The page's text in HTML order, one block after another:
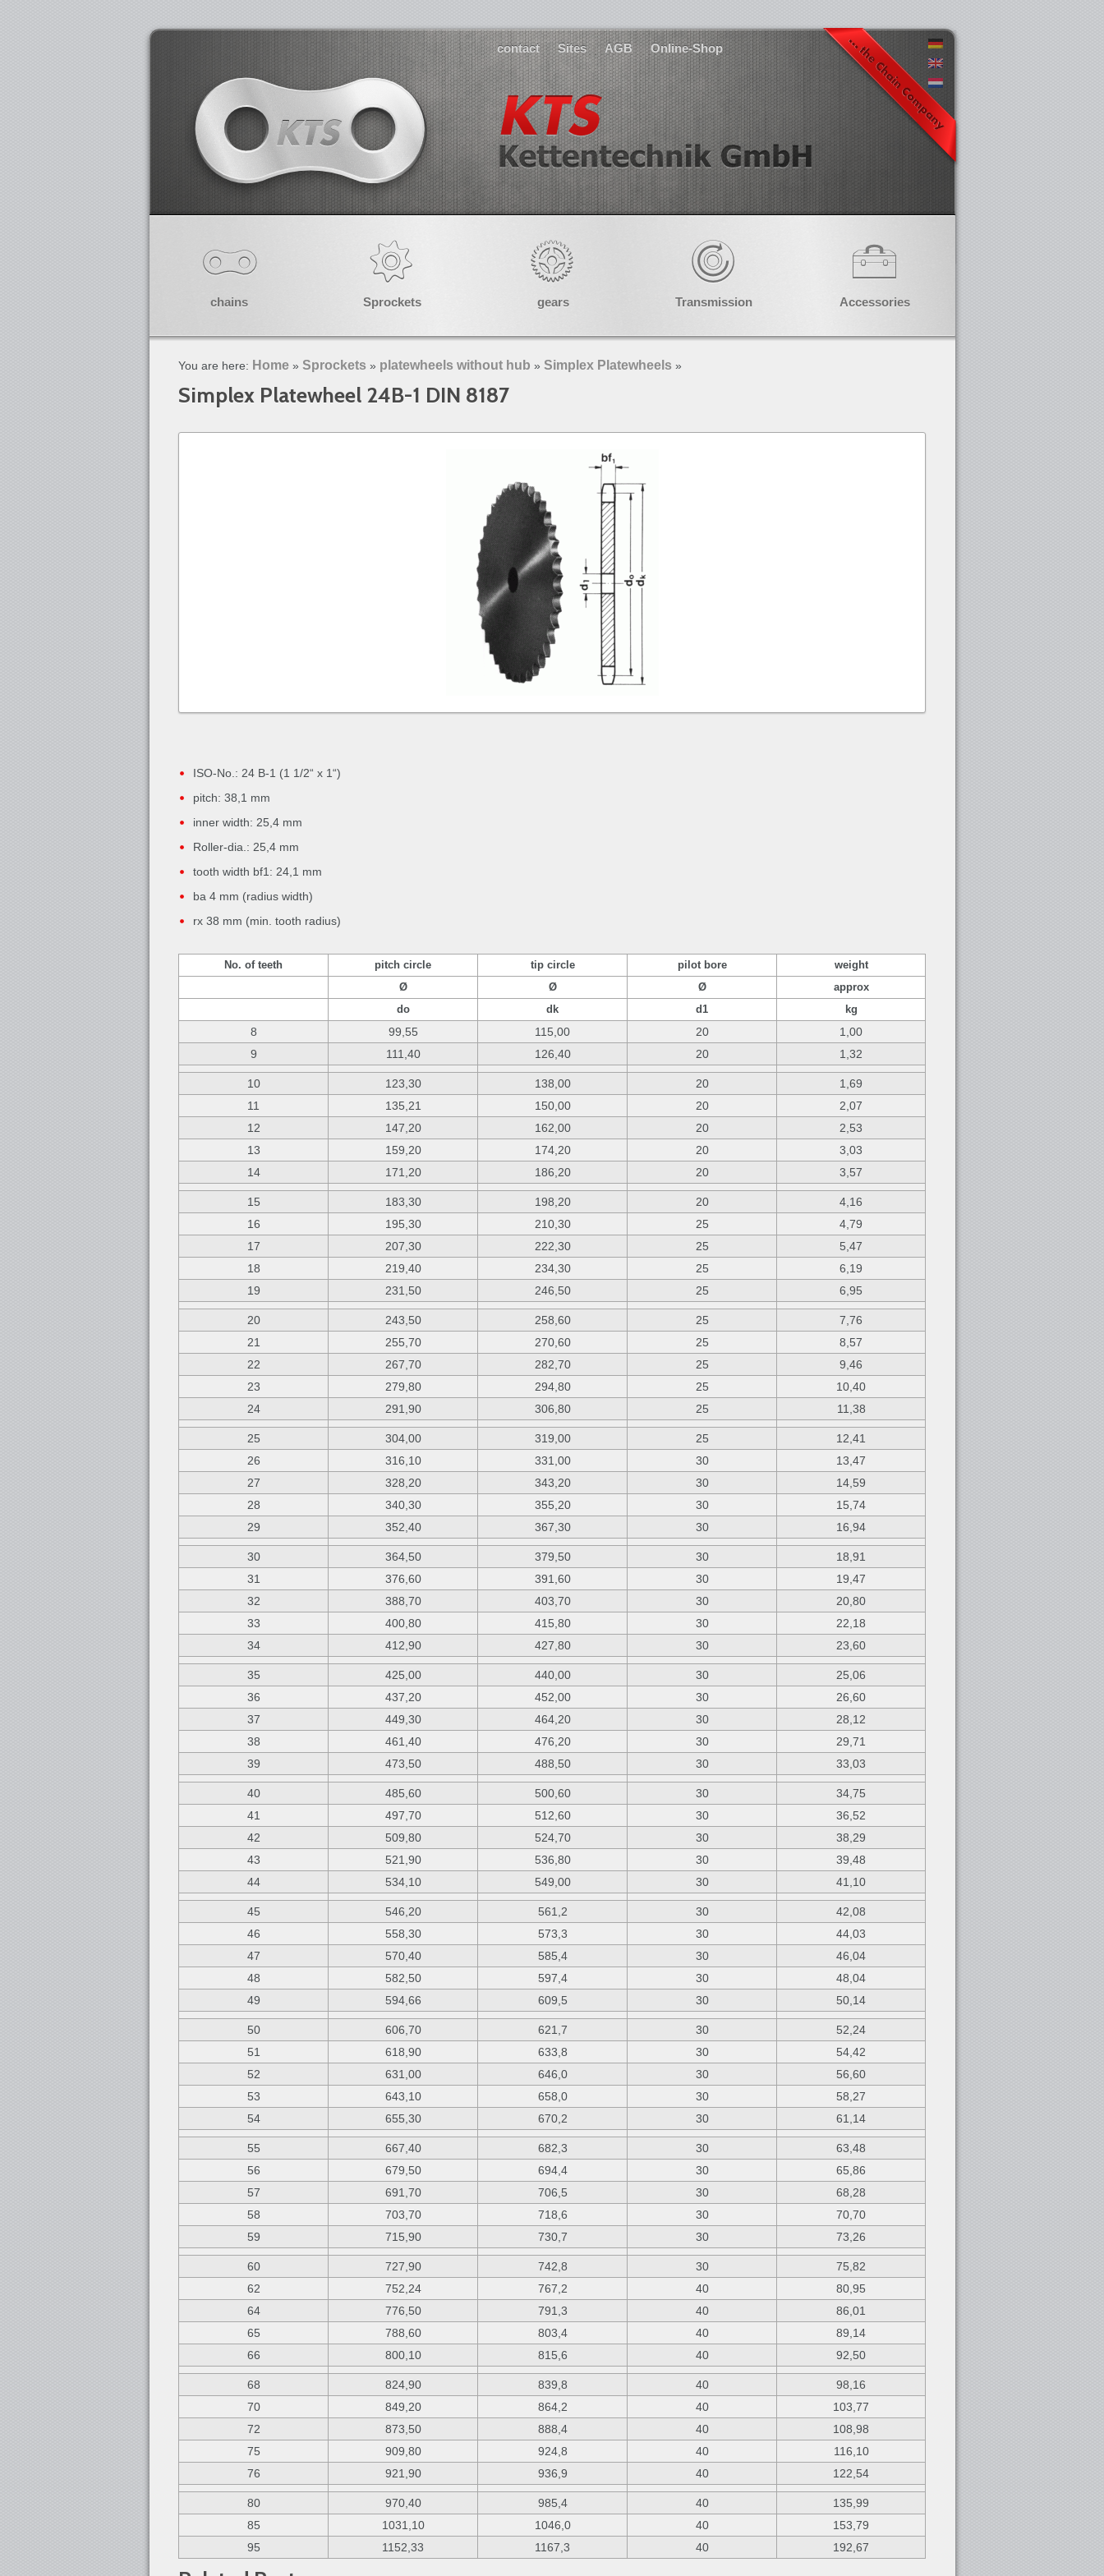
contact Sites AGB Online-Shop
chains Sprockets gears Transmission Accessories
You are here: Home » Sprockets » platewheels without hub » Simplex Platewheels »
Simplex Platewheel 24B-1 DIN 8187
ISO-No.: 24 B-1 (1 1/2“ x 1“)
pitch: 38,1 mm
inner width: 25,4 mm
Roller-dia.: 25,4 mm
tooth width bf1: 24,1 mm
ba 4 mm (radius width)
rx 38 mm (min. tooth radius)
No. of teeth pitch circle tip circle pilot bore
weight
Ø
Ø Ø
approx
do
dk d1 kg
8 99,55 115,00 20
1,00
9
111,40 126,40 20 1,32
10 123,30 138,00 20
1,69
11
135,21 150,00 20
2,07
12
147,20 162,00 20
2,53
13
159,20 174,20 20
3,03
14
171,20 186,20 20 3,57
15 183,30 198,20 20
4,16
16
195,30 210,30 25
4,79
17
207,30 222,30 25
5,47
18
219,40 234,30 25
6,19
19
231,50 246,50 25 6,95
20 243,50 258,60 25
7,76
21
255,70 270,60 25
8,57
22
267,70 282,70 25
9,46
23
279,80 294,80 25
10,40
24
291,90 306,80 25 11,38
25 304,00 319,00 25
12,41
26
316,10 331,00 30
13,47
27
328,20 343,20 30
14,59
28
340,30 355,20 30
15,74
29
352,40 367,30 30 16,94
30 364,50 379,50 30
18,91
31
376,60 391,60 30
19,47
32
388,70 403,70 30
20,80
33
400,80 415,80 30
22,18
34
412,90 427,80 30 23,60
35 425,00 440,00 30
25,06
36
437,20 452,00 30
26,60
37
449,30 464,20 30
28,12
38
461,40 476,20 30
29,71
39
473,50 488,50 30 33,03
40 485,60 500,60 30
34,75
41
497,70 512,60 30
36,52
42
509,80 524,70 30
38,29
43
521,90 536,80 30
39,48
44
534,10 549,00 30 41,10
45 546,20 561,2 30
42,08
46
558,30 573,3 30
44,03
47
570,40 585,4 30
46,04
48
582,50 597,4 30
48,04
49
594,66 609,5 30 50,14
50 606,70 621,7 30
52,24
51
618,90 633,8 30
54,42
52
631,00 646,0 30
56,60
53
643,10 658,0 30
58,27
54
655,30 670,2 30 61,14
55 667,40 682,3 30
63,48
56
679,50 694,4 30
65,86
57
691,70 706,5 30
68,28
58
703,70 718,6 30
70,70
59
715,90 730,7 30 73,26
60 727,90 742,8 30
75,82
62
752,24 767,2 40
80,95
64
776,50 791,3 40
86,01
65
788,60 803,4 40
89,14
66
800,10 815,6 40 92,50
68 824,90 839,8 40
98,16
70
849,20 864,2 40
103,77
72
873,50 888,4 40
108,98
75
909,80 924,8 40
116,10
76
921,90 936,9 40 122,54
80 970,40 985,4 40
135,99
85
1031,10 1046,0 40
153,79
95
1152,33 1167,3 40 192,67